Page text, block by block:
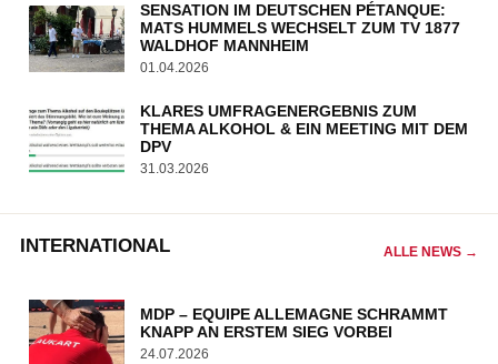
SENSATION IM DEUTSCHEN PÉTANQUE:
MATS HUMMELS WECHSELT ZUM TV 1877
WALDHOF MANNHEIM
01.04.2026
KLARES UMFRAGENERGEBNIS ZUM
THEMA ALKOHOL & EIN MEETING MIT DEM
DPV
31.03.2026
INTERNATIONAL ALLE NEWS →
MDP – EQUIPE ALLEMAGNE SCHRAMMT
KNAPP AN ERSTEM SIEG VORBEI
24.07.2026